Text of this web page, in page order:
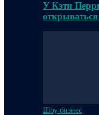
У Кэти
Шоу бизнес